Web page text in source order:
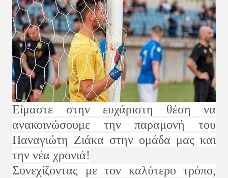
Είμαστε στην ευχάριστη θέση να
ανακοινώσουμε την παραμονή του
Παναγιώτη Ζιάκα στην ομάδα μας και
την νέα χρονιά!
Συνεχίζοντας με τον καλύτερο τρόπο,